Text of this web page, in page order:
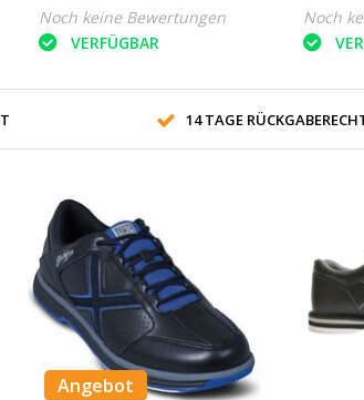
Noch keine Bewertungen
VERFÜGBAR
Noch
14 TAGE
Angebot